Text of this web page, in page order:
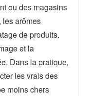
ou des magasins
les arômes
de produits.
et la
Dans la pratique,
les vrais des
moins chers